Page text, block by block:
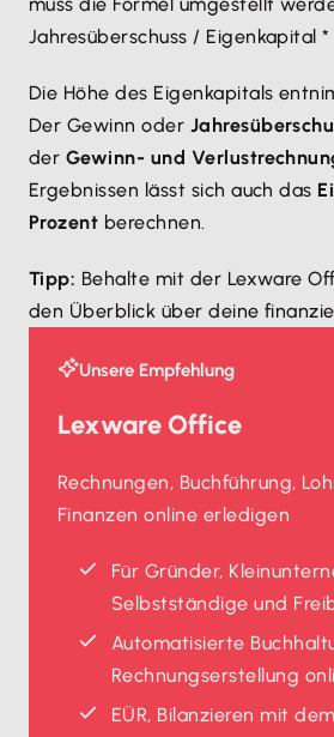
Jahresüberschuss / Eigenkapital *
Die Höhe des Eigenkapitals
Der Gewinn oder
der Gewinn- und
Ergebnissen lässt sich auch das
Prozent berechnen.
Tipp: Behalte mit der Lexware
den Überblick über deine
Unsere Empfehlung
Lexware Office
Rechnungen, Buchführung,
Finanzen online erledigen
Für Gründer,
Selbstständige und
Automatisierte
Rechnungserstellung
EÜR, Bilanzieren mit